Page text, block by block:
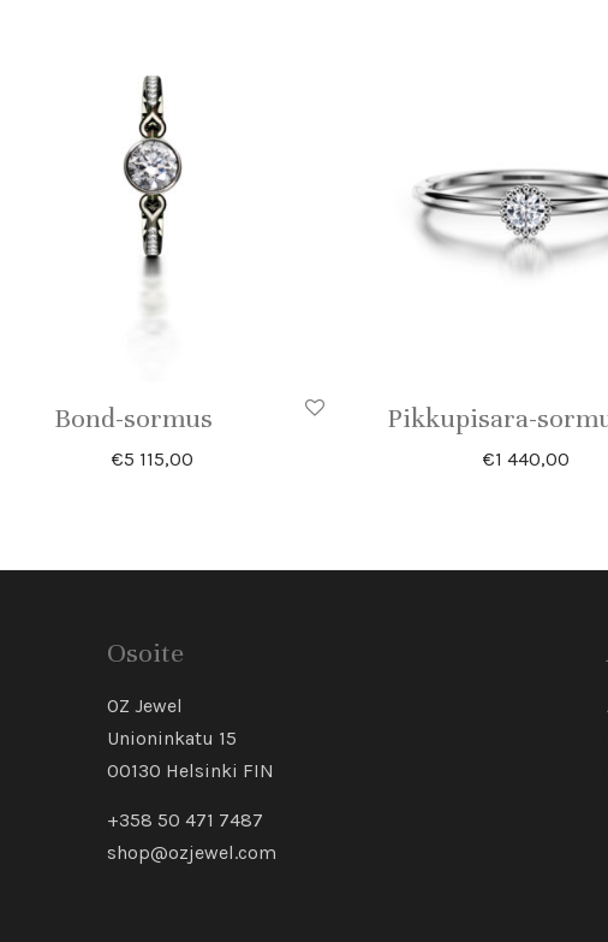
Bond-sormus
€5 115,00
Pikkupisara-
€1 440,00
Osoite
OZ Jewel
Unioninkatu 15
00130 Helsinki FIN
+358 50 471 7487
shop@ozjewel.com